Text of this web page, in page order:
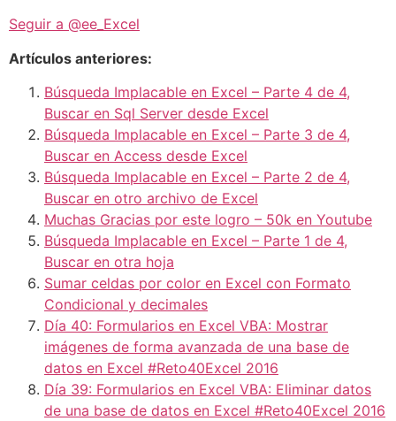
Seguir a @ee_Excel
Artículos anteriores:
Búsqueda Implacable en Excel – Parte 4 de 4,
Buscar en Sql Server desde Excel
Búsqueda Implacable en Excel – Parte 3 de 4,
Buscar en Access desde Excel
Búsqueda Implacable en Excel – Parte 2 de 4,
Buscar en otro archivo de Excel
Muchas Gracias por este logro – 50k en Youtube
Búsqueda Implacable en Excel – Parte 1 de 4,
Buscar en otra hoja
Sumar celdas por color en Excel con Formato
Condicional y decimales
Día 40: Formularios en Excel VBA: Mostrar
imágenes de forma avanzada de una base de
datos en Excel #Reto40Excel 2016
Día 39: Formularios en Excel VBA: Eliminar datos
de una base de datos en Excel #Reto40Excel 2016